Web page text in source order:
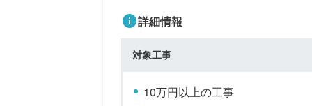
詳細情報
対象工事
10万円以上の工事